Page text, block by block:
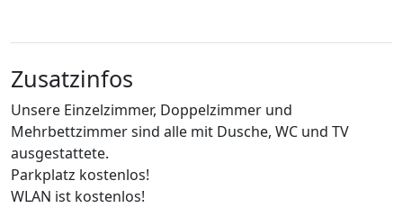
Zusatzinfos
Unsere Einzelzimmer, Doppelzimmer und
Mehrbettzimmer sind alle mit Dusche, WC und TV
ausgestattete.
Parkplatz kostenlos!
WLAN ist kostenlos!